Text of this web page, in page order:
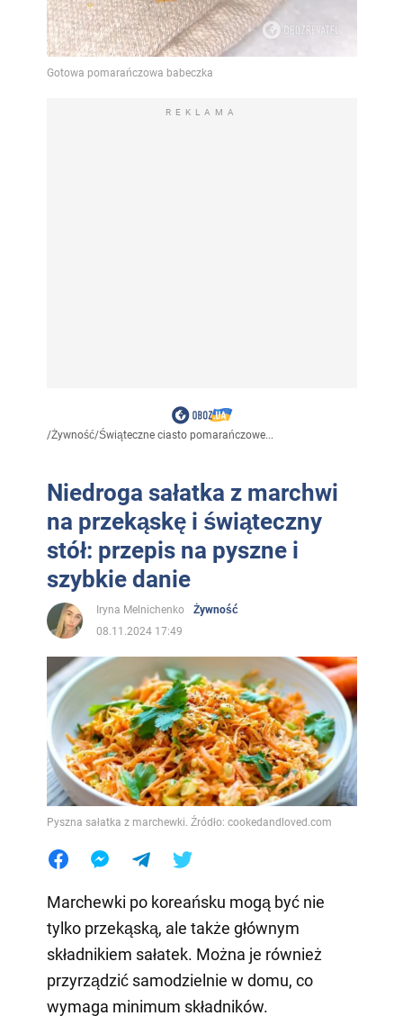
REKLAMA
/Żywność/Świąteczne ciasto pomarańczowe...
Niedroga sałatka z marchwi
na przekąskę i świąteczny
stół: przepis na pyszne i
szybkie danie
Iryna Melnichenko
Żywność
08.11.2024 17:49
Pyszna sałatka z marchewki. Źródło: cookedandloved.com
Marchewki po koreańsku mogą być nie
tylko przekąską, ale także głównym
składnikiem sałatek. Można je również
przyrządzić samodzielnie w domu, co
wymaga minimum składników.